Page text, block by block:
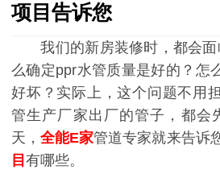
项目告诉您
我们的新房装修时，都会
么确定ppr水管质量是好的？怎
好坏？实际上，这个问题不用
管生产厂家出厂的管子，都会
天，全能E家管道专家就来告诉
目 有哪些。